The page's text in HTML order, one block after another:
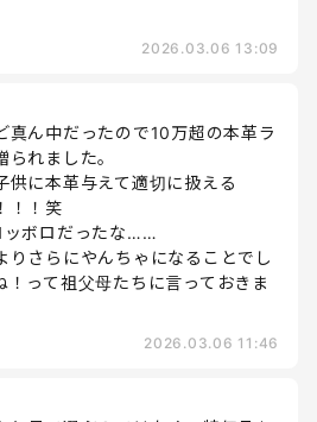
2026.03.06 13:09
真ん中だったので10万超の本革ラ
れました。
供に本革与えて適切に扱える
！！笑
ッボロだったな……
りさらにやんちゃになることでし
！って祖父母たちに言っておきま
2026.03.06 11:46